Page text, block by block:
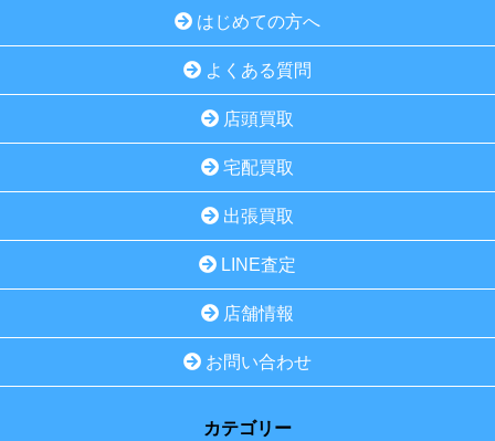
はじめての方へ
よくある質問
店頭買取
宅配買取
出張買取
LINE査定
店舗情報
お問い合わせ
カテゴリー